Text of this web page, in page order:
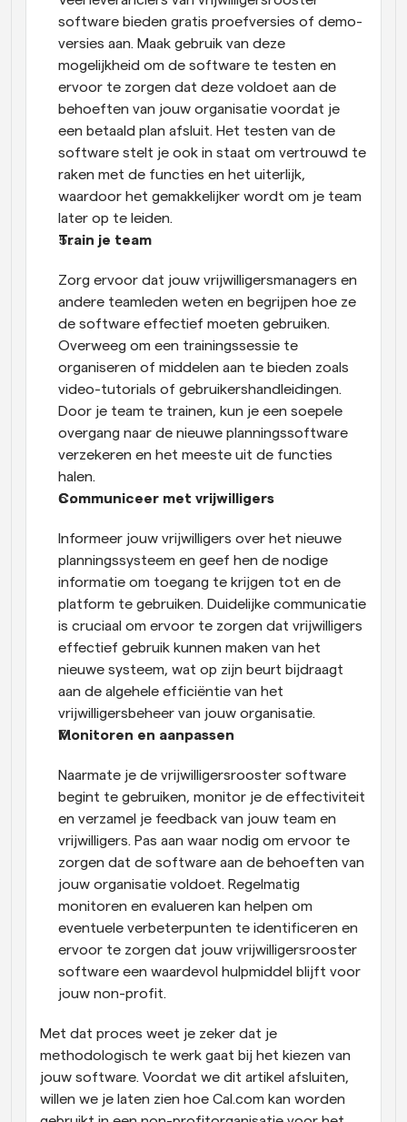
software bieden gratis proefversies of demo-
versies aan. Maak gebruik van deze
mogelijkheid om de software te testen en
ervoor te zorgen dat deze voldoet aan de
behoeften van jouw organisatie voordat je
een betaald plan afsluit. Het testen van de
software stelt je ook in staat om vertrouwd te
raken met de functies en het uiterlijk,
waardoor het gemakkelijker wordt om je team
later op te leiden.
Train je team
Zorg ervoor dat jouw vrijwilligersmanagers en
andere teamleden weten en begrijpen hoe ze
de software effectief moeten gebruiken.
Overweeg om een trainingssessie te
organiseren of middelen aan te bieden zoals
video-tutorials of gebruikershandleidingen.
Door je team te trainen, kun je een soepele
overgang naar de nieuwe planningssoftware
verzekeren en het meeste uit de functies
halen.
Communiceer met vrijwilligers
Informeer jouw vrijwilligers over het nieuwe
planningssysteem en geef hen de nodige
informatie om toegang te krijgen tot en de
platform te gebruiken. Duidelijke communicatie
is cruciaal om ervoor te zorgen dat vrijwilligers
effectief gebruik kunnen maken van het
nieuwe systeem, wat op zijn beurt bijdraagt
aan de algehele efficiëntie van het
vrijwilligersbeheer van jouw organisatie.
Monitoren en aanpassen
Naarmate je de vrijwilligersrooster software
begint te gebruiken, monitor je de effectiviteit
en verzamel je feedback van jouw team en
vrijwilligers. Pas aan waar nodig om ervoor te
zorgen dat de software aan de behoeften van
jouw organisatie voldoet. Regelmatig
monitoren en evalueren kan helpen om
eventuele verbeterpunten te identificeren en
ervoor te zorgen dat jouw vrijwilligersrooster
software een waardevol hulpmiddel blijft voor
jouw non-profit.
Met dat proces weet je zeker dat je
methodologisch te werk gaat bij het kiezen van
jouw software. Voordat we dit artikel afsluiten,
willen we je laten zien hoe Cal.com kan worden